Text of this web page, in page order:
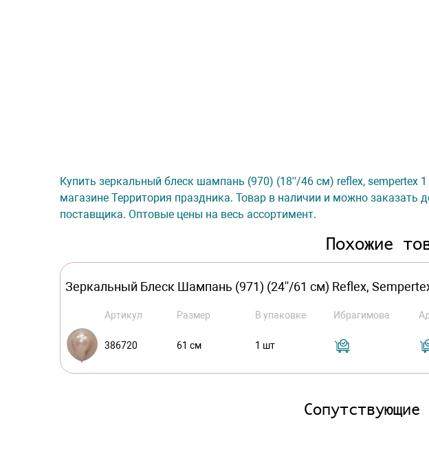
Купить зеркальный блеск шампань (970) (18''/46 см) reflex, sempertex
магазине Территория праздника. Товар в наличии и можно заказать
поставщика. Оптовые цены на весь ассортимент.
Похожие
Зеркальный Блеск Шампань (971) (24''/61 см) Reflex,
Артикул Размер В упаковке Ибрагимова
386720 61 см 1 шт